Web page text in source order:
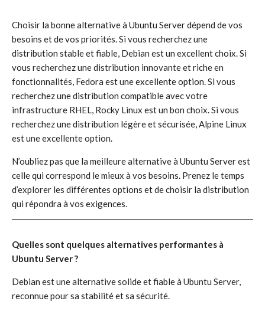
Choisir la bonne alternative à Ubuntu Server dépend de vos
besoins et de vos priorités. Si vous recherchez une
distribution stable et fiable, Debian est un excellent choix. Si
vous recherchez une distribution innovante et riche en
fonctionnalités, Fedora est une excellente option. Si vous
recherchez une distribution compatible avec votre
infrastructure RHEL, Rocky Linux est un bon choix. Si vous
recherchez une distribution légère et sécurisée, Alpine Linux
est une excellente option.
N’oubliez pas que la meilleure alternative à Ubuntu Server est
celle qui correspond le mieux à vos besoins. Prenez le temps
d’explorer les différentes options et de choisir la distribution
qui répondra à vos exigences.
Quelles sont quelques alternatives performantes à
Ubuntu Server ?
Debian est une alternative solide et fiable à Ubuntu Server,
reconnue pour sa stabilité et sa sécurité.